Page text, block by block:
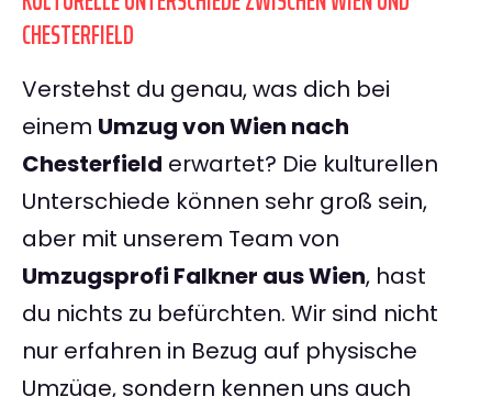
CHESTERFIELD
Verstehst du genau, was dich bei
einem Umzug von Wien nach
Chesterfield erwartet? Die kulturellen
Unterschiede können sehr groß sein,
aber mit unserem Team von
Umzugsprofi Falkner aus Wien, hast
du nichts zu befürchten. Wir sind nicht
nur erfahren in Bezug auf physische
Umzüge, sondern kennen uns auch